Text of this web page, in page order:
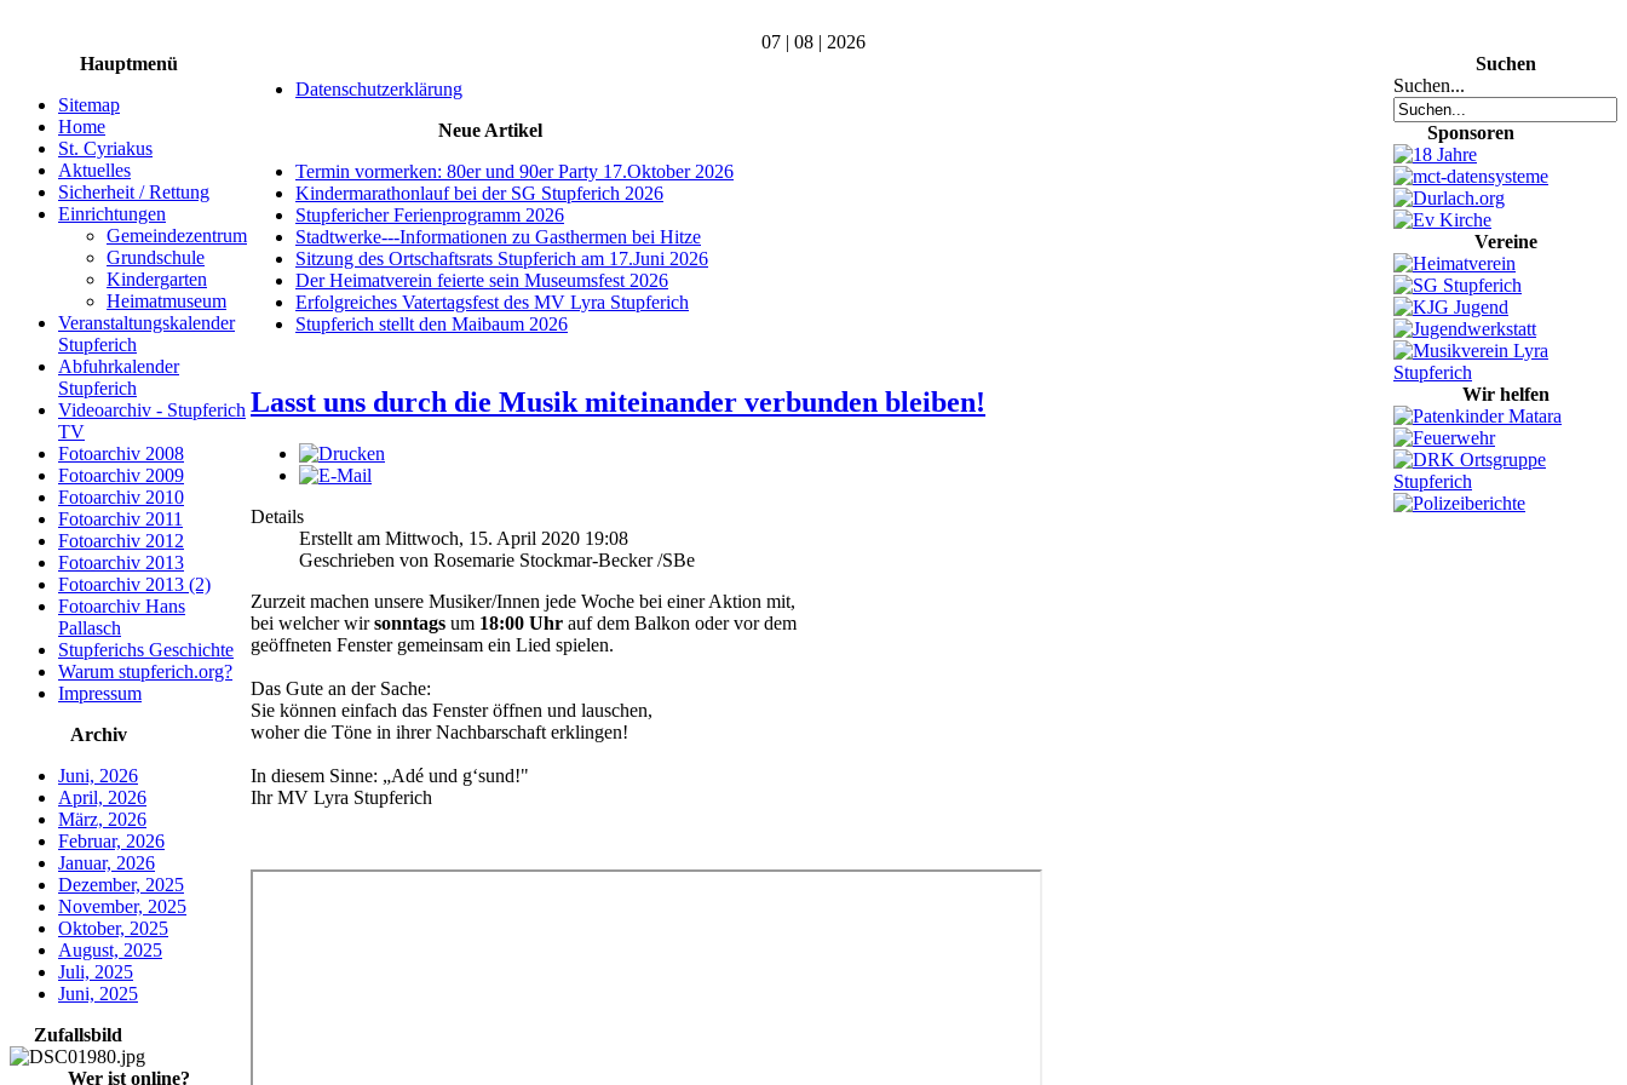
07 | 08 | 2026
Hauptmenü
Sitemap
Home
St. Cyriakus
Aktuelles
Sicherheit / Rettung
Einrichtungen
Gemeindezentrum
Grundschule
Kindergarten
Heimatmuseum
Veranstaltungskalender
Stupferich
Abfuhrkalender
Stupferich
Videoarchiv - Stupferich
TV
Fotoarchiv 2008
Fotoarchiv 2009
Fotoarchiv 2010
Fotoarchiv 2011
Fotoarchiv 2012
Fotoarchiv 2013
Fotoarchiv 2013 (2)
Fotoarchiv Hans
Pallasch
Stupferichs Geschichte
Warum stupferich.org?
Impressum
Archiv
Juni, 2026
April, 2026
März, 2026
Februar, 2026
Januar, 2026
Dezember, 2025
November, 2025
Oktober, 2025
August, 2025
Juli, 2025
Juni, 2025
Zufallsbild
Wer ist online?
Datenschutzerklärung
Neue Artikel
Termin vormerken: 80er und 90er Party 17.Oktober 2026
Kindermarathonlauf bei der SG Stupferich 2026
Stupfericher Ferienprogramm 2026
Stadtwerke---Informationen zu Gasthermen bei Hitze
Sitzung des Ortschaftsrats Stupferich am 17.Juni 2026
Der Heimatverein feierte sein Museumsfest 2026
Erfolgreiches Vatertagsfest des MV Lyra Stupferich
Stupferich stellt den Maibaum 2026
Lasst uns durch die Musik miteinander verbunden bleiben!
Details
Erstellt am Mittwoch, 15. April 2020 19:08
Geschrieben von Rosemarie Stockmar-Becker /SBe
Zurzeit machen unsere Musiker/Innen jede Woche bei einer Aktion mit,
bei welcher wirsonntags um 18:00 Uhr auf dem Balkon oder vor dem
geöffneten Fenster gemeinsam ein Lied spielen.
Das Gute an der Sache:
Sie können einfach das Fenster öffnen und lauschen,
woher die Töne in ihrer Nachbarschaft erklingen!
In diesem Sinne: „Adé und g‘sund!"
Ihr MV Lyra Stupferich
Suchen
Suchen...
Sponsoren
Vereine
Wir helfen